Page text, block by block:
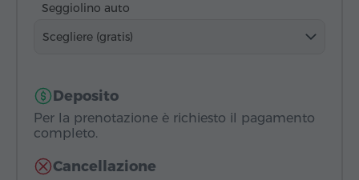
Seggiolino auto
Scegliere (gratis)
Deposito
Per la prenotazione è richiesto il pagamento
completo.
Cancellazione